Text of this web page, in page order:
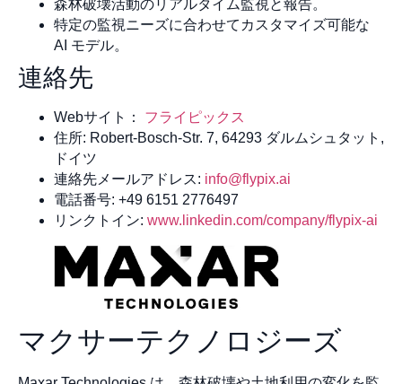
森林破壊活動のリアルタイム監視と報告。
特定の監視ニーズに合わせてカスタマイズ可能な
AI モデル。
連絡先
Webサイト： フライピックス
住所: Robert-Bosch-Str. 7, 64293 ダルムシュタット,
ドイツ
連絡先メールアドレス: info@flypix.ai
電話番号: +49 6151 2776497
リンクトイン: www.linkedin.com/company/flypix-ai
マクサーテクノロジーズ